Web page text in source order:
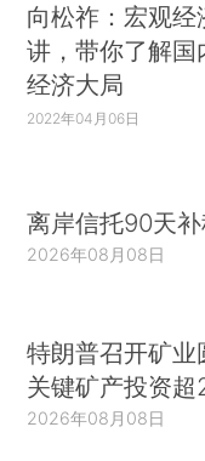
向松祚：宏观经
讲，带你了解国
经济大局
2022年04月06日
离岸信托90天
2026年08月08日
特朗普召开矿业
关键矿产投资超
2026年08月08日